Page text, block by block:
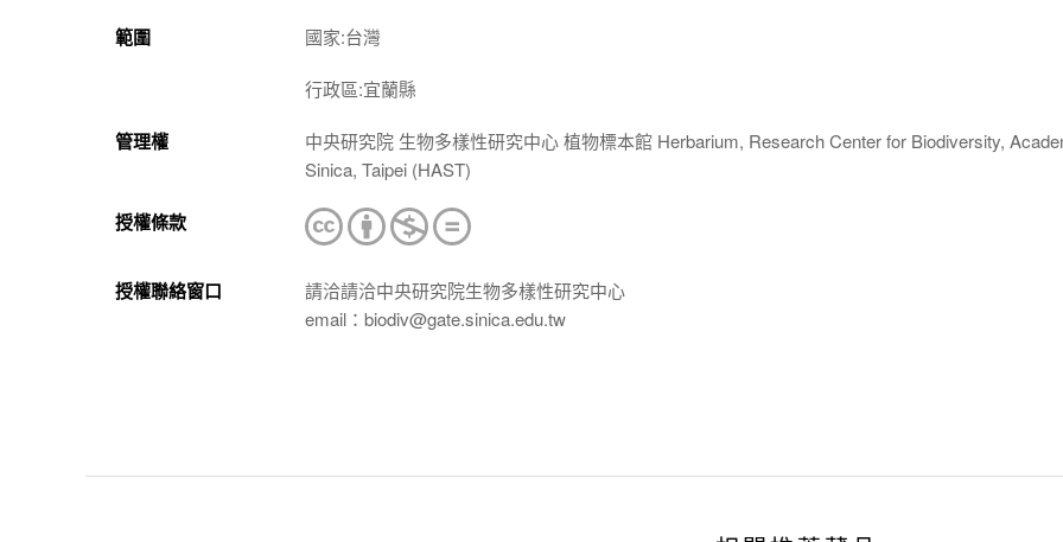
範圍 國家:台灣
行政區:宜蘭縣
管理權
中央研究院 生物多樣性研究中心 植物標本館 Herbarium, Research Center for Biodiversity,
Sinica, Taipei (HAST)
授權條款
授權聯絡窗口
請洽請洽中央研究院生物多樣性研究中心
email：biodiv@gate.sinica.edu.tw